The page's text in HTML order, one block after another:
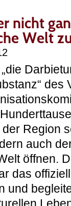
nicht
Welt
des
Region
auch
öffnen.
das
und